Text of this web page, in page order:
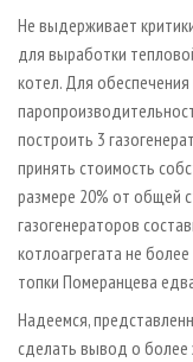
Не выдерживает
для выработки
котел. Для
построить 3
принять стоимость
размере 20% от общей
газогенераторов
котлоагрегата не
топки Померанцева
Надеемся,
сделать вывод о более